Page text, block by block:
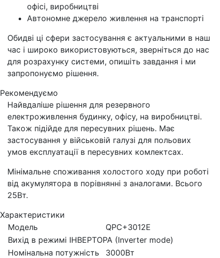
офісі, виробництві
Автономне джерело живлення на транспорті
Обидві ці сфери застосування є актуальними в наш
час і широко використовуються, зверніться до нас
для розрахунку системи, опишіть завдання і ми
запропонуємо рішення.
Рекомендуємо
Найвдаліше рішення для резервного
електроживлення будинку, офісу, на виробництві.
Також підійде для пересувних рішень. Має
застосування у військовій галузі для польових
умов експлуатації в пересувних комлектсах.
Мінімальне споживання холостого ходу при роботі
від акумулятора в порівнянні з аналогами. Всього
25Вт.
Характеристики
Модель
QPC+3012E
Вихід в режимі ІНВЕРТОРА (Inverter mode)
Номінальна потужність
3000Вт